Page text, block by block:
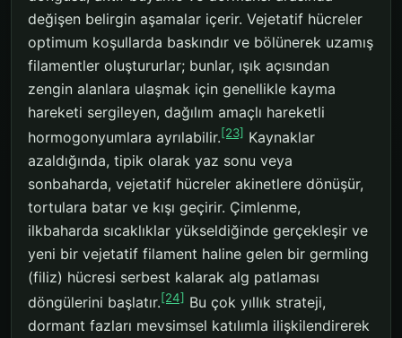
değişen belirgin aşamalar içerir. Vejetatif hücreler
optimum koşullarda baskındır ve bölünerek uzamış
filamentler oluştururlar; bunlar, ışık açısından
zengin alanlara ulaşmak için genellikle kayma
hareketi sergileyen, dağılım amaçlı hareketli
hormogonyumlara ayrılabilir.[23] Kaynaklar
azaldığında, tipik olarak yaz sonu veya
sonbaharda, vejetatif hücreler akinetlere dönüşür,
tortulara batar ve kışı geçirir. Çimlenme,
ilkbaharda sıcaklıklar yükseldiğinde gerçekleşir ve
yeni bir vejetatif filament haline gelen bir germling
(filiz) hücresi serbest kalarak alg patlaması
döngülerini başlatır.[24] Bu çok yıllık strateji,
dormant fazları mevsimsel katılımla ilişkilendirerek